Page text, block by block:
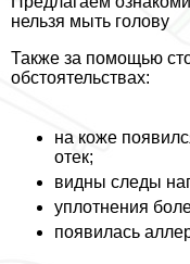
нельзя мыть голову
Также за помощью
обстоятельствах:
на коже
отек;
видны следы
уплотнения
появилась